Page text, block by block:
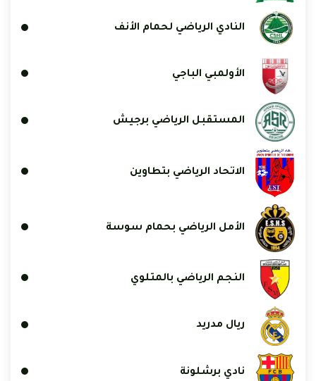
النادي الرياضي لحمام الأنف
الأولمبي الباجي
المستقبل الرياضي برجيش
الاتحاد الرياضي بتطاوين
الأمل الرياضي بحمام سوسة
النجم الرياضي بالمتلوي
ريال مدريد
نادي برشلونة